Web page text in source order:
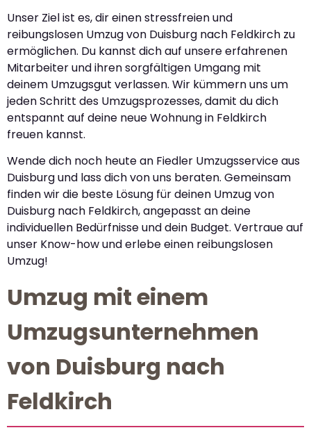
Unser Ziel ist es, dir einen stressfreien und
reibungslosen Umzug von Duisburg nach Feldkirch zu
ermöglichen. Du kannst dich auf unsere erfahrenen
Mitarbeiter und ihren sorgfältigen Umgang mit
deinem Umzugsgut verlassen. Wir kümmern uns um
jeden Schritt des Umzugsprozesses, damit du dich
entspannt auf deine neue Wohnung in Feldkirch
freuen kannst.
Wende dich noch heute an Fiedler Umzugsservice aus
Duisburg und lass dich von uns beraten. Gemeinsam
finden wir die beste Lösung für deinen Umzug von
Duisburg nach Feldkirch, angepasst an deine
individuellen Bedürfnisse und dein Budget. Vertraue auf
unser Know-how und erlebe einen reibungslosen
Umzug!
Umzug mit einem
Umzugsunternehmen
von Duisburg nach
Feldkirch